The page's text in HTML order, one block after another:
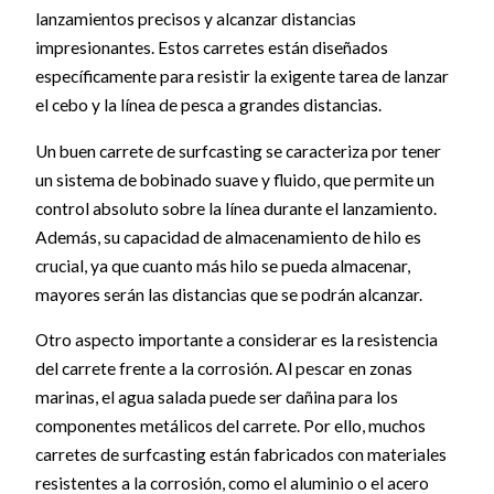
lanzamientos precisos y alcanzar distancias
impresionantes. Estos carretes están diseñados
específicamente para resistir la exigente tarea de lanzar
el cebo y la línea de pesca a grandes distancias.
Un buen carrete de surfcasting se caracteriza por tener
un sistema de bobinado suave y fluido, que permite un
control absoluto sobre la línea durante el lanzamiento.
Además, su capacidad de almacenamiento de hilo es
crucial, ya que cuanto más hilo se pueda almacenar,
mayores serán las distancias que se podrán alcanzar.
Otro aspecto importante a considerar es la resistencia
del carrete frente a la corrosión. Al pescar en zonas
marinas, el agua salada puede ser dañina para los
componentes metálicos del carrete. Por ello, muchos
carretes de surfcasting están fabricados con materiales
resistentes a la corrosión, como el aluminio o el acero